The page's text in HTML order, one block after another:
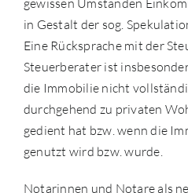
gewissen Umständen
in Gestalt der sog.
Eine Rücksprache mit der
Steuerberater ist
die Immobilie nicht
durchgehend zu privaten
gedient hat bzw. wenn die
genutzt wird bzw. wurde.
Notarinnen und Notare als